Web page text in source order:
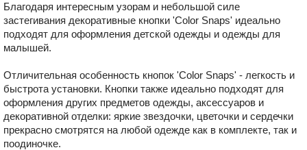
Благодаря интересным узорам и небольшой силе
застегивания декоративные кнопки ʹColor Snapsʹ идеально
подходят для оформления детской одежды и одежды для
малышей.
Отличительная особенность кнопок ʹColor Snapsʹ - легкость и
быстрота установки. Кнопки также идеально подходят для
оформления других предметов одежды, аксессуаров и
декоративной отделки: яркие звездочки, цветочки и сердечки
прекрасно смотрятся на любой одежде как в комплекте, так и
поодиночке.